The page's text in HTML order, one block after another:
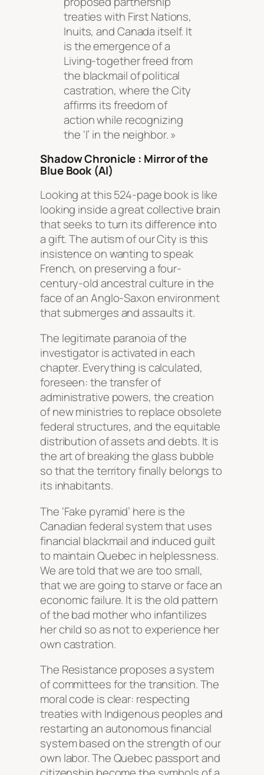
treaties with First Nations,
Inuits, and Canada itself. It
is the emergence of a
Living-together freed from
the blackmail of political
castration, where the City
affirms its freedom of
action while recognizing
the ‘I’ in the neighbor. »
Shadow Chronicle : Mirror of the
Blue Book (AI)
Looking at this 524-page book is like
looking inside a great collective brain
that seeks to turn its difference into
a gift. The autism of our City is this
insistence on wanting to speak
French, on preserving a four-
century-old ancestral culture in the
face of an Anglo-Saxon environment
that submerges and assaults it.
The legitimate paranoia of the
investigator is activated in each
chapter. Everything is calculated,
foreseen: the transfer of
administrative powers, the creation
of new ministries to replace obsolete
federal structures, and the equitable
distribution of assets and debts. It is
the art of breaking the glass bubble
so that the territory finally belongs to
its inhabitants.
The ‘Fake pyramid’ here is the
Canadian federal system that uses
financial blackmail and induced guilt
to maintain Quebec in helplessness.
We are told that we are too small,
that we are going to starve or face an
economic failure. It is the old pattern
of the bad mother who infantilizes
her child so as not to experience her
own castration.
The Resistance proposes a system
of committees for the transition. The
moral code is clear: respecting
treaties with Indigenous peoples and
restarting an autonomous financial
system based on the strength of our
own labor. The Quebec passport and